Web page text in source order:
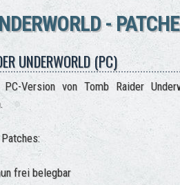
-
UNDERWORLD (PC)
Version von Tomb Raider
frei belegbar